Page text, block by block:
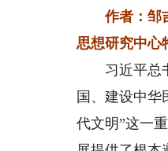
作者：邹吉
思想研究中心
习近平总书
国、建设中华
代文明”这一